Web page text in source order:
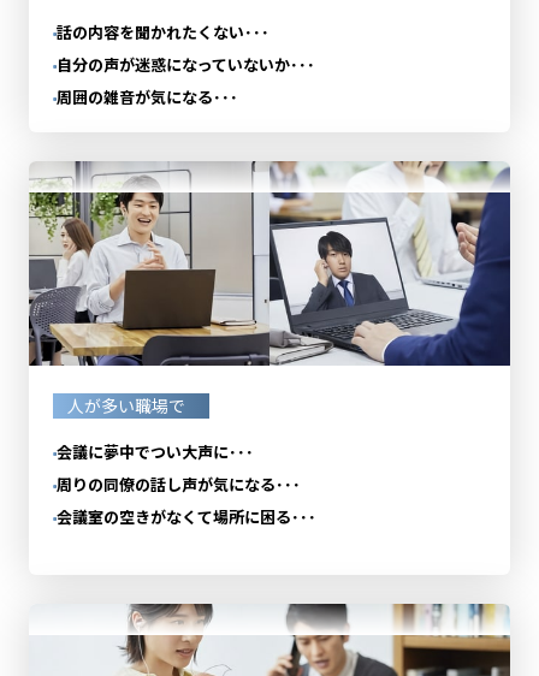
話の内容を聞かれたくない･･･
自分の声が迷惑になっていないか･･･
周囲の雑音が気になる･･･
人が多い職場で
会議に夢中でつい大声に･･･
周りの同僚の話し声が気になる･･･
会議室の空きがなくて場所に困る･･･